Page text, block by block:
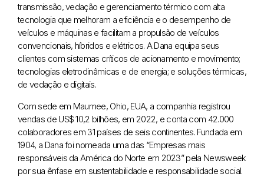
transmissão, vedação e gerenciamento térmico com alta
tecnologia que melhoram a eficiência e o desempenho de
veículos e máquinas e facilitam a propulsão de veículos
convencionais, híbridos e elétricos. A Dana equipa seus
clientes com sistemas críticos de acionamento e movimento;
tecnologias eletrodinâmicas e de energia; e soluções térmicas,
de vedação e digitais.
Com sede em Maumee, Ohio, EUA, a companhia registrou
vendas de US$ 10,2 bilhões, em 2022, e conta com 42.000
colaboradores em 31 países de seis continentes. Fundada em
1904, a Dana foi nomeada uma das “Empresas mais
responsáveis da América do Norte em 2023” pela Newsweek
por sua ênfase em sustentabilidade e responsabilidade social.